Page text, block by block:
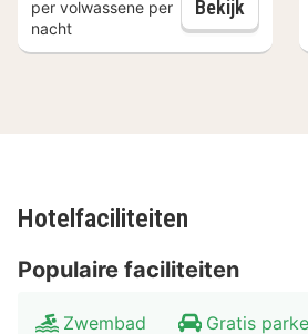
Bridge. Daarnaast beschikt het
met modern design. De kamers
per volwassene per
nacht
Bekijk
Hotelfaciliteiten
Populaire faciliteiten
Zwembad
Gratis